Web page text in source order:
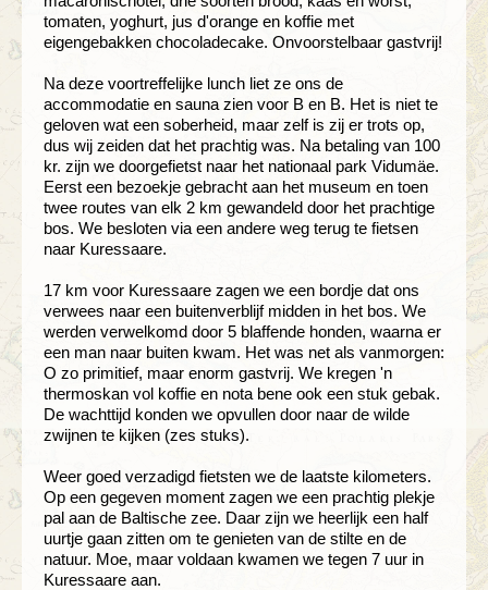
tomaten, yoghurt, jus d'orange en koffie met
eigengebakken chocoladecake. Onvoorstelbaar gastvrij!
Na deze voortreffelijke lunch liet ze ons de
accommodatie en sauna zien voor B en B. Het is niet te
geloven wat een soberheid, maar zelf is zij er trots op,
dus wij zeiden dat het prachtig was. Na betaling van 100
kr. zijn we doorgefietst naar het nationaal park Vidumäe.
Eerst een bezoekje gebracht aan het museum en toen
twee routes van elk 2 km gewandeld door het prachtige
bos. We besloten via een andere weg terug te fietsen
naar Kuressaare.
17 km voor Kuressaare zagen we een bordje dat ons
verwees naar een buitenverblijf midden in het bos. We
werden verwelkomd door 5 blaffende honden, waarna er
een man naar buiten kwam. Het was net als vanmorgen:
O zo primitief, maar enorm gastvrij. We kregen 'n
thermoskan vol koffie en nota bene ook een stuk gebak.
De wachttijd konden we opvullen door naar de wilde
zwijnen te kijken (zes stuks).
Weer goed verzadigd fietsten we de laatste kilometers.
Op een gegeven moment zagen we een prachtig plekje
pal aan de Baltische zee. Daar zijn we heerlijk een half
uurtje gaan zitten om te genieten van de stilte en de
natuur. Moe, maar voldaan kwamen we tegen 7 uur in
Kuressaare aan.